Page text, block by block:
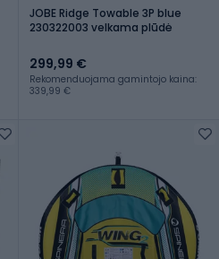
JOBE Ridge Towable 3P blue
230322003 velkama plūdė
299,99 €
Rekomenduojama gamintojo kaina:
339,99 €